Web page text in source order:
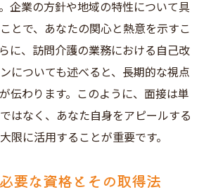
企業の方針や地域の特性について具
とで、あなたの関心と熱意を示すこ
に、訪問介護の業務における自己改
についても述べると、長期的な視点
伝わります。このように、面接は単
はなく、あなた自身をアピールする
限に活用することが重要です。
要な資格とその取得法